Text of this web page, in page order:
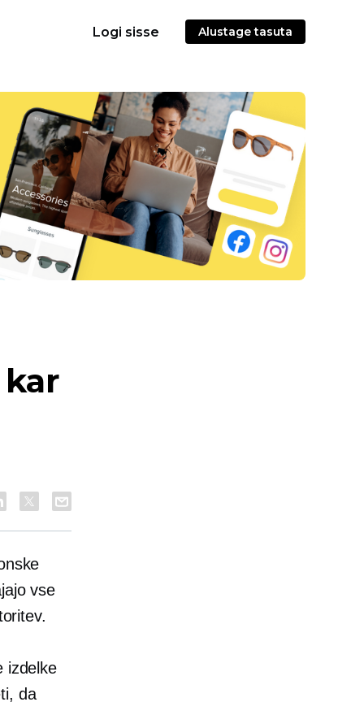
Logi sisse Alustage tasuta
kar
vse
izdelke
da